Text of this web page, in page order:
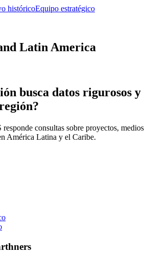
históricoEquipo estratégico
Latin America
busca datos rigurosos y
consultas sobre proyectos, medios
América Latina y el Caribe.